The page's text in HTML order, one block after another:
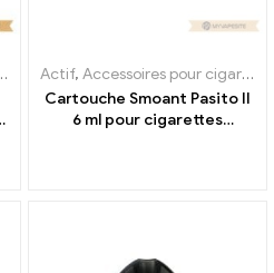
,Évaporateur
Actif, Accessoires pour cigarettes électroniques
Cartouche Smoant Pasito II
6 ml pour cigarettes